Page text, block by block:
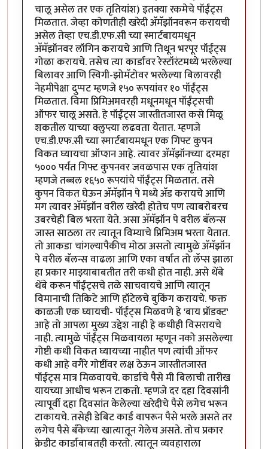
चालू असेल तर एक तृतियांश) इतक्या रकमेचे पॉईंट्स
मिळतात. जेव्हा कोणतीही खरेदी अ‍ॅमॅझॉनवरून करायची
असेल तेव्हा एच.डी.एफ.सी च्या स्मार्टबायमधून
अ‍ॅमॅझॉनवर लॉगिन करायचे आणि तिथून भरपूर पॉईंट्स
गोळा करायचे. तसेच त्या कार्डावर रेस्टॉरंटमध्ये भरलेल्या
बिलावर आणि स्विगी-झोमॅटोवर भरलेल्या बिलावरही
नेहमीपेक्षा दुप्पट म्हणजे १५० रूपयांवर १० पॉईंट्स
मिळतात. विमा प्रिमिअमवरही मधूनमधून पॉईंट्सची
ऑफर चालू असते. हे पॉईंट्स जास्तीतजास्त कसे मिळू
शकतील याच्या क्लुप्त्या लढवता येतात. म्हणजे
एच.डी.एफ.सी च्या स्मार्टबायमधून एक गिफ्ट कुपन
विकत घ्यायचा ऑप्शन आहे. त्यावर अ‍ॅमॅझॉनच्या दरमहा
५००० पर्यंत गिफ्ट कुपनवर जवळपास एक तृतियांश
म्हणजे तब्बल १६५० रूपयांचे पॉईंट्स मिळतात. तसे
कुपन विकत घेऊन अ‍ॅमॅझॉन पे मध्ये अ‍ॅड करायचे आणि
मग त्यावर अ‍ॅमॅझॉन वरील खरेदी होतेच पण त्याबरोबरच
उबरचेही बिल भरता येते. असा अ‍ॅमॅझॉन पे वरील बॅलन्स
जास्त साठला तर त्यातून विम्याचे प्रिमिअम भरता येतात.
तो आकडा चांगल्यापैकीच मोठा असतो त्यामुळे अ‍ॅमॅझॉन
पे वरील बॅलन्स वाढला आणि एका वर्षात तो लॅप्स झाला
हा प्रकार माझ्याबाबतीत तरी कधी होत नाही. असे थेंबे
थेंबे करून पॉईंट्सचे तळे साचवायचे आणि त्यातून
विमानाची तिकिटे आणि हॉटेलचे बुकिंग करायचे. फक्त
काळजी एक घ्यायची- पॉईंट्स मिळवणे हे 'बाय प्रॉडक्ट'
आहे तो आपला मुख्य उद्देश नाही हे कधीही विसरायचे
नाही. त्यामुळे पॉईंट्स मिळवायला म्हणून नको असलेल्या
गोष्टी कधी विकत घ्यायच्या नाहीत पण त्यांची ऑफर
कधी आहे वगैरे गोष्टींवर लक्ष ठेऊन जास्तीतजास्त
पॉईंट्स मात्र मिळवायचे. कार्डाचे पैसे मी बिलाची तारीख
यायच्या आधीच भरून टाकतो. म्हणजे दर दहा दिवसांनी
त्यापूर्वी दहा दिवसांत केलेल्या खरेदीचे पैसे लगेच भरून
टाकायचे. तसेही डेबिट कार्ड वापरून पैसे भरले असते तर
लगेच पैसे बँकेच्या खात्यातून गेलेच असते. तोच प्रकार
क्रेडीट कार्डाबाबतही करतो. त्यातून व्यवहाराला